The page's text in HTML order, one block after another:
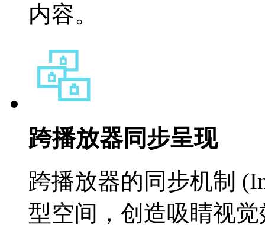
内容。
跨播放器同步呈现
跨播放器的同步机制
型空间，创造吸睛视